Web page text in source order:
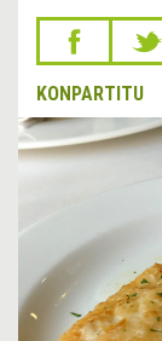
KONPARTITU